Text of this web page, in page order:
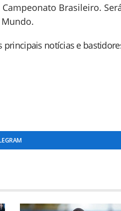
Brasileiro.
principais notícias e